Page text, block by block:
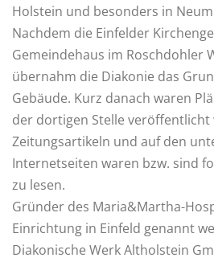
Holstein und besonders in
Nachdem die Einfelder
Gemeindehaus im Roschdohler
übernahm die Diakonie das
Gebäude. Kurz danach waren
der dortigen Stelle veröffentlicht
Zeitungsartikeln und auf den
Internetseiten waren bzw. sind
zu lesen.
Gründer des Maria&Martha-
Einrichtung in Einfeld genannt
Diakonische Werk Altholstein